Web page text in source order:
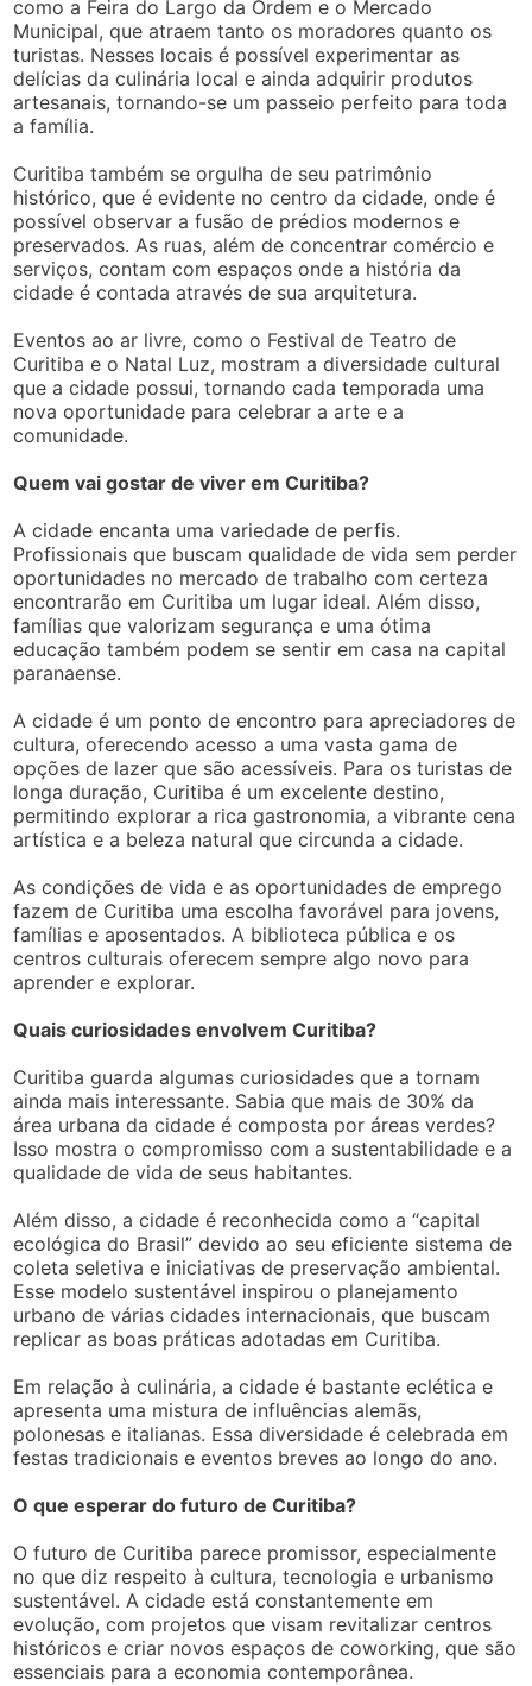
como a Feira do Largo da Ordem e o Mercado
Municipal, que atraem tanto os moradores quanto os
turistas. Nesses locais é possível experimentar as
delícias da culinária local e ainda adquirir produtos
artesanais, tornando-se um passeio perfeito para toda
a família.
Curitiba também se orgulha de seu patrimônio
histórico, que é evidente no centro da cidade, onde é
possível observar a fusão de prédios modernos e
preservados. As ruas, além de concentrar comércio e
serviços, contam com espaços onde a história da
cidade é contada através de sua arquitetura.
Eventos ao ar livre, como o Festival de Teatro de
Curitiba e o Natal Luz, mostram a diversidade cultural
que a cidade possui, tornando cada temporada uma
nova oportunidade para celebrar a arte e a
comunidade.
Quem vai gostar de viver em Curitiba?
A cidade encanta uma variedade de perfis.
Profissionais que buscam qualidade de vida sem perder
oportunidades no mercado de trabalho com certeza
encontrarão em Curitiba um lugar ideal. Além disso,
famílias que valorizam segurança e uma ótima
educação também podem se sentir em casa na capital
paranaense.
A cidade é um ponto de encontro para apreciadores de
cultura, oferecendo acesso a uma vasta gama de
opções de lazer que são acessíveis. Para os turistas de
longa duração, Curitiba é um excelente destino,
permitindo explorar a rica gastronomia, a vibrante cena
artística e a beleza natural que circunda a cidade.
As condições de vida e as oportunidades de emprego
fazem de Curitiba uma escolha favorável para jovens,
famílias e aposentados. A biblioteca pública e os
centros culturais oferecem sempre algo novo para
aprender e explorar.
Quais curiosidades envolvem Curitiba?
Curitiba guarda algumas curiosidades que a tornam
ainda mais interessante. Sabia que mais de 30% da
área urbana da cidade é composta por áreas verdes?
Isso mostra o compromisso com a sustentabilidade e a
qualidade de vida de seus habitantes.
Além disso, a cidade é reconhecida como a “capital
ecológica do Brasil” devido ao seu eficiente sistema de
coleta seletiva e iniciativas de preservação ambiental.
Esse modelo sustentável inspirou o planejamento
urbano de várias cidades internacionais, que buscam
replicar as boas práticas adotadas em Curitiba.
Em relação à culinária, a cidade é bastante eclética e
apresenta uma mistura de influências alemãs,
polonesas e italianas. Essa diversidade é celebrada em
festas tradicionais e eventos breves ao longo do ano.
O que esperar do futuro de Curitiba?
O futuro de Curitiba parece promissor, especialmente
no que diz respeito à cultura, tecnologia e urbanismo
sustentável. A cidade está constantemente em
evolução, com projetos que visam revitalizar centros
históricos e criar novos espaços de coworking, que são
essenciais para a economia contemporânea.